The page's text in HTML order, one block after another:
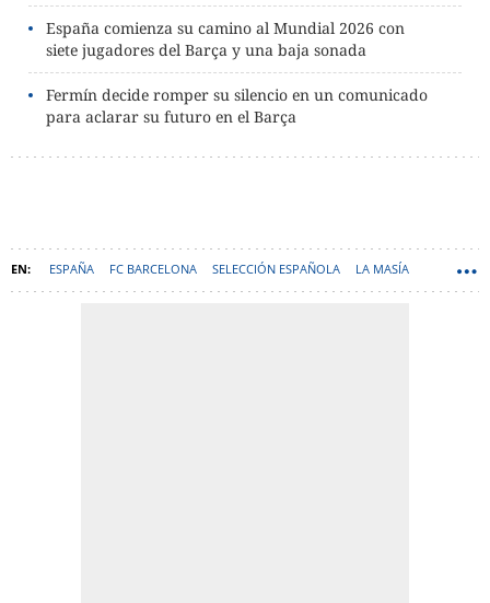
España comienza su camino al Mundial 2026 con
siete jugadores del Barça y una baja sonada
Fermín decide romper su silencio en un comunicado
para aclarar su futuro en el Barça
ESPAÑA FC BARCELONA SELECCIÓN ESPAÑOLA LA MASÍA